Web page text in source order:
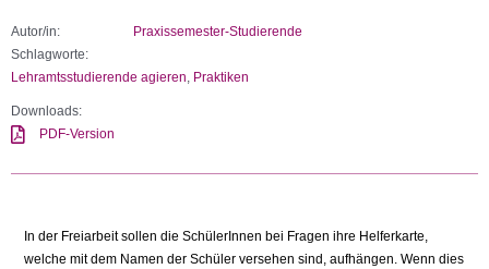
Autor/in:
Praxissemester-Studierende
Schlagworte:
Lehramtsstudierende agieren Praktiken
Downloads:
PDF-Version
In der Freiarbeit sollen die SchülerInnen bei Fragen ihre Helferkarte,
welche mit dem Namen der Schüler versehen sind, aufhängen. Wenn dies